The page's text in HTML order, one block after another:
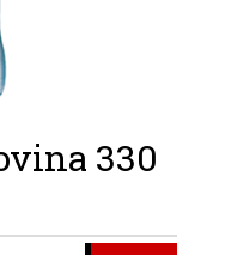
330